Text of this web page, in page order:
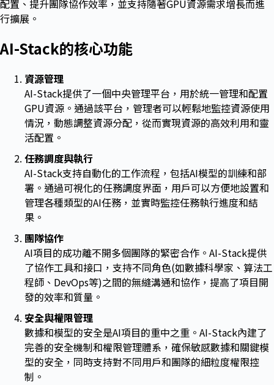
配置、提升團隊協作效率，並支持隨著GPU資源需求增長而進
行擴展。
AI-Stack的核心功能
資源管理
AI-Stack提供了一個中央管理平台，用於統一管理和配置
GPU資源。通過該平台，管理者可以輕鬆地監控資源使用
情況，動態調整資源分配，從而實現資源的高效利用和靈
活配置。
任務調度與執行
AI-Stack支持自動化的工作流程，包括AI模型的訓練和部
署。通過可視化的任務調度界面，用戶可以方便地設置和
管理各種類型的AI任務，並實時監控任務執行進度和結
果。
團隊協作
AI項目的成功離不開多個團隊的緊密合作。AI-Stack提供
了協作工具和接口，支持不同角色(如數據科學家、算法工
程師、DevOps等)之間的無縫溝通和協作，提高了項目開
發的效率和質量。
安全與權限管理
數據和模型的安全是AI項目的重中之重。AI-Stack內建了
完善的安全機制和權限管理體系，確保敏感數據和關鍵模
型的安全，同時支持對不同用戶和團隊的細粒度權限控
制。